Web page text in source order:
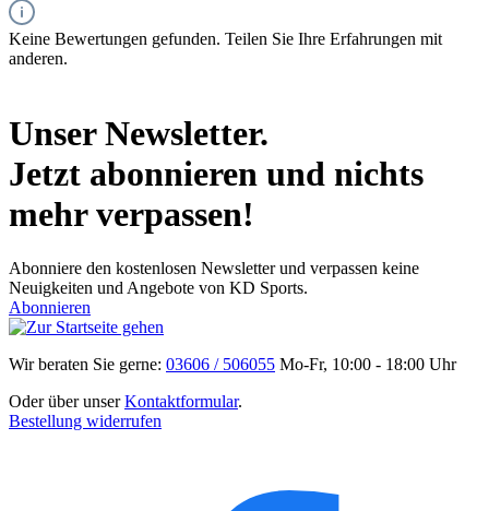
Keine Bewertungen gefunden. Teilen Sie Ihre Erfahrungen mit
anderen.
Unser Newsletter.
Jetzt abonnieren und nichts
mehr verpassen!
Abonniere den kostenlosen Newsletter und verpassen keine
Neuigkeiten und Angebote von KD Sports.
Abonnieren
Wir beraten Sie gerne: 03606 / 506055 Mo-Fr, 10:00 - 18:00 Uhr
Oder über unserKontaktformular.
Bestellung widerrufen